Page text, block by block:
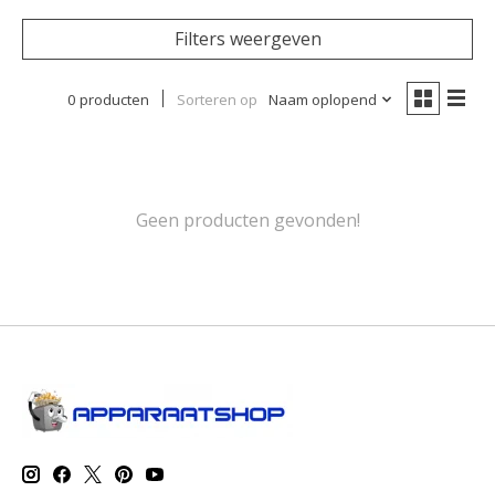
Filters weergeven
0 producten Sorteren op Naam oplopend
Geen producten gevonden!